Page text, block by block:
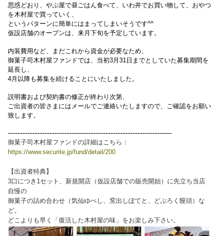
思惑どおり、やぶ屋で昼ごはん食べて、いわ井でお買い物して、おやつ
を木村屋で買っていく、
というパターンに簡単にはまってしまいそうです^^
仮設店舗のオープンは、来月下旬を予定しています。
内装費用など、まだこれから資金が必要なため、
御菓子司木村屋ファンドでは、当初3月31日までとしていた募集期間を
延長し、
4月以降も募集を続けることにいたしました。
説明書および契約書の修正が終わり次第、
ご出資者の皆さまにはメールでご連絡いたしますので、ご確認をお願い
致します。
-------------------------------------------------------------------
御菓子司木村屋ファンドの詳細はこちら：
https://www.securite.jp/fund/detail/200
【出資者特典】
3口につき1セット、新規開店（仮設店舗での販売開始）に先立ち当店
自慢の
御菓子の詰め合わせ（気仙ゆべし、窯出しぽてと、どぶろく饅頭）な
ど。
どこよりも早く「復活した木村屋の味」をお楽しみ下さい。